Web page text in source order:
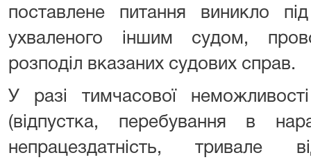
поставлене питання виникло
ухваленого іншим судом,
розподіл вказаних судових справ.
У разі тимчасової
(відпустка, перебування в
непрацездатність, тривале